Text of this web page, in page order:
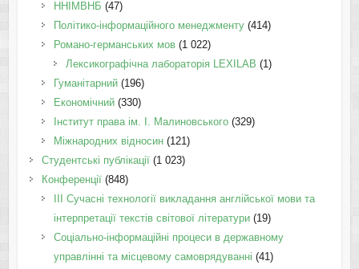
ННІМВНБ (47)
Політико-інформаційного менеджменту(414)
Романо-германських мов(1 022)
Лексикографічна лабораторія LEXILAB (1)
Гуманітарний(196)
Економічний(330)
Інститут права ім. І. Малиновського(329)
Міжнародних відносин(121)
Студентські публікації(1 023)
Конференції(848)
III Сучасні технології викладання англійської мови та
інтерпретації текстів світової літератури(19)
Соціально-інформаційні процеси в державному
управлінні та місцевому самоврядуванні (41)